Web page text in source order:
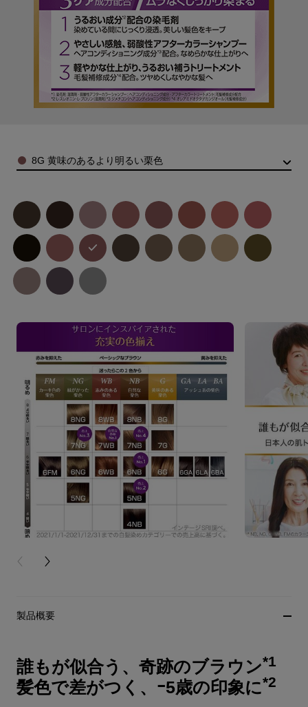
Color
8G 黄味のあるより明るい栗色
PREVIOUS CARD
NEXT CARD
製品概要
誰もが似合う、奇跡のブラウン*1
髪色で差がつく、ｰ5歳の印象に*2